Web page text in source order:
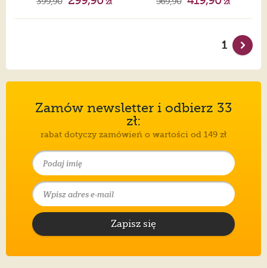
1
Zamów newsletter i odbierz 33
zł:
rabat dotyczy zamówień o wartości od 149 zł
Zapisz się